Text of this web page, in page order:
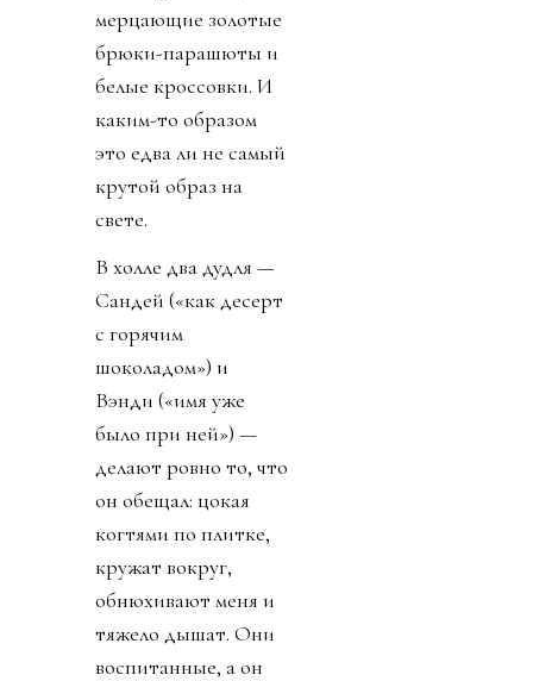
мерцающие золотые
брюки-парашюты и
белые кроссовки. И
каким-то образом
это едва ли не самый
крутой образ на
свете.
В холле два дудля —
Сандей («как десерт
с горячим
шоколадом») и
Вэнди («имя уже
было при ней») —
делают ровно то, что
он обещал: цокая
когтями по плитке,
кружат вокруг,
обнюхивают меня и
тяжело дышат. Они
воспитанные, а он